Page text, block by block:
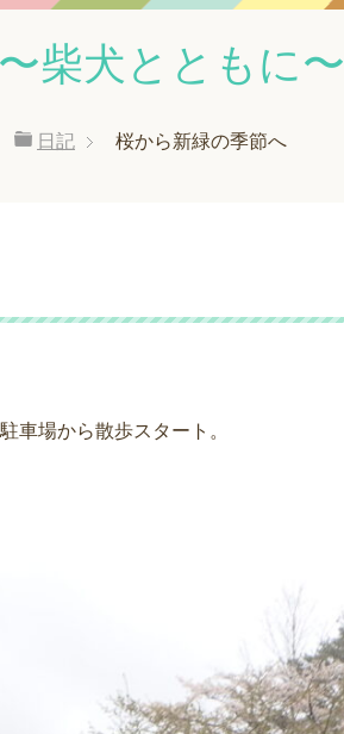
柴犬とともに〜
日記 桜から新緑の季節へ
車場から散歩スタート。